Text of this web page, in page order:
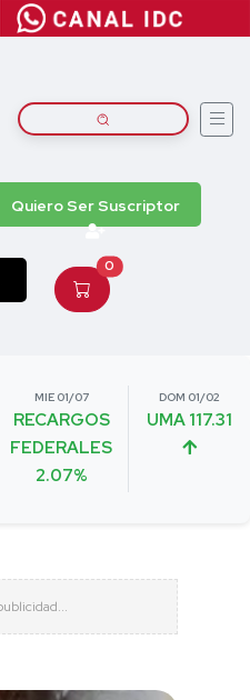
Quiero Ser Suscriptor
0
MIE 01/07
RECARGOS
FEDERALES
2.07%
DOM 01/02
UMA 117.31